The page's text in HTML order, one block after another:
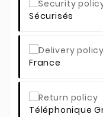
Sécurisés
France
Téléphonique